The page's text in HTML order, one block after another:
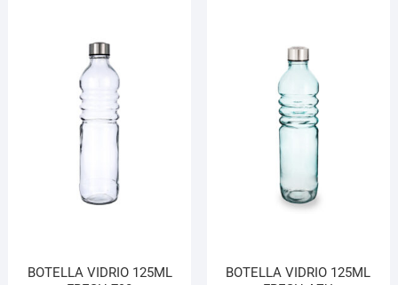
BOTELLA VIDRIO 125ML
BOTELLA VIDRIO 125ML